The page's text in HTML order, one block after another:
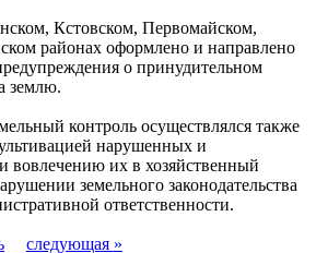
Кстовском, Первомайском,
районах оформлено и направлено
о принудительном
землю.
контроль осуществлялся также
нарушенных и
вовлечению их в хозяйственный
земельного законодательства
ответственности.
следующая »